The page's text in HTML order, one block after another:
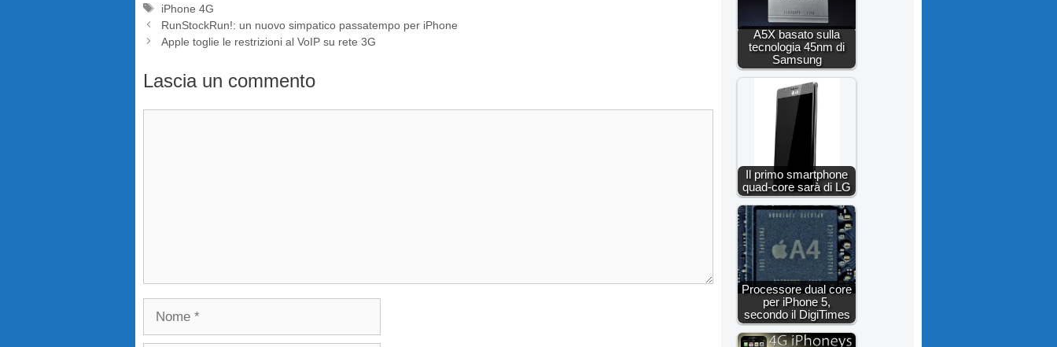
Tag
iPhone 4G
RunStockRun!: un nuovo simpatico passatempo per iPhone
Apple toglie le restrizioni al VoIP su rete 3G
Lascia un commento
Nome
A5X basato sulla
tecnologia 45nm di
Samsung
Il primo smartphone
quad-core sarà di LG
Processore dual core
per iPhone 5,
secondo il DigiTimes